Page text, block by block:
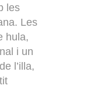
les
Les
hula,
i un
l’illa,